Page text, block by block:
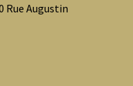
Rue Augustin